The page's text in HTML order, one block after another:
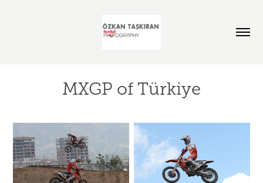
MXGP of Türkiye